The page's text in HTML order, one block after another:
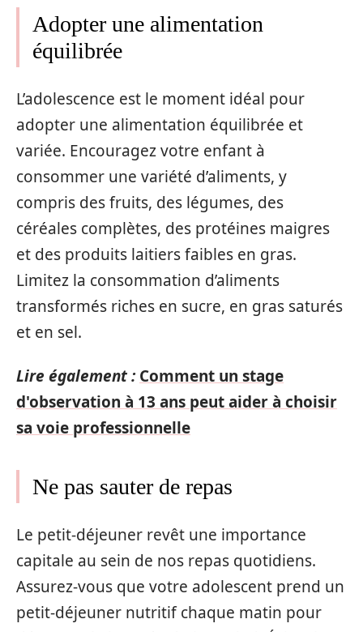
Adopter une alimentation
équilibrée
L’adolescence est le moment idéal pour
adopter une alimentation équilibrée et
variée. Encouragez votre enfant à
consommer une variété d’aliments, y
compris des fruits, des légumes, des
céréales complètes, des protéines maigres
et des produits laitiers faibles en gras.
Limitez la consommation d’aliments
transformés riches en sucre, en gras saturés
et en sel.
Lire également : Comment un stage
d'observation à 13 ans peut aider à choisir
sa voie professionnelle
Ne pas sauter de repas
Le petit-déjeuner revêt une importance
capitale au sein de nos repas quotidiens.
Assurez-vous que votre adolescent prend un
petit-déjeuner nutritif chaque matin pour